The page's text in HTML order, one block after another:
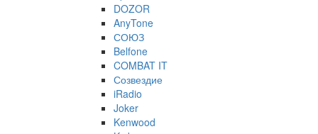
DOZOR
AnyTone
СОЮЗ
Belfone
COMBAT IT
Созвездие
iRadio
Joker
Kenwood